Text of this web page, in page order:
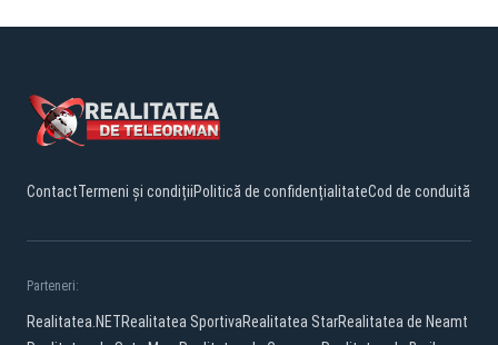
ContactTermeni și condițiiPolitică de confidențialitateCod de conduită
Parteneri:
Realitatea.NETRealitatea SportivaRealitatea StarRealitatea de Neamt